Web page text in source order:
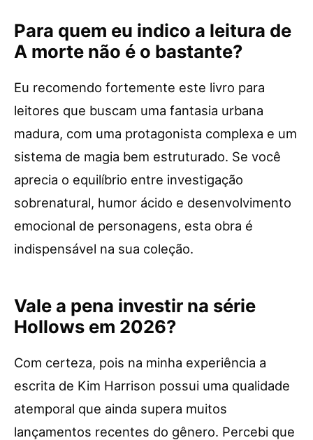
Para quem eu indico a leitura de
A morte não é o bastante?
Eu recomendo fortemente este livro para
leitores que buscam uma fantasia urbana
madura, com uma protagonista complexa e um
sistema de magia bem estruturado. Se você
aprecia o equilíbrio entre investigação
sobrenatural, humor ácido e desenvolvimento
emocional de personagens, esta obra é
indispensável na sua coleção.
Vale a pena investir na série
Hollows em 2026?
Com certeza, pois na minha experiência a
escrita de Kim Harrison possui uma qualidade
atemporal que ainda supera muitos
lançamentos recentes do gênero. Percebi que